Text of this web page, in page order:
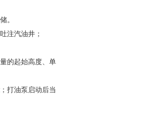
。
注汽油井；
的起始高度、单
打油泵启动后当